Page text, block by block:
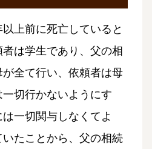
上前に死亡していると
は学生であり、父の相
全て行い、依頼者は母
切行かないようにす
一切関与しなくてよ
たことから、父の相続